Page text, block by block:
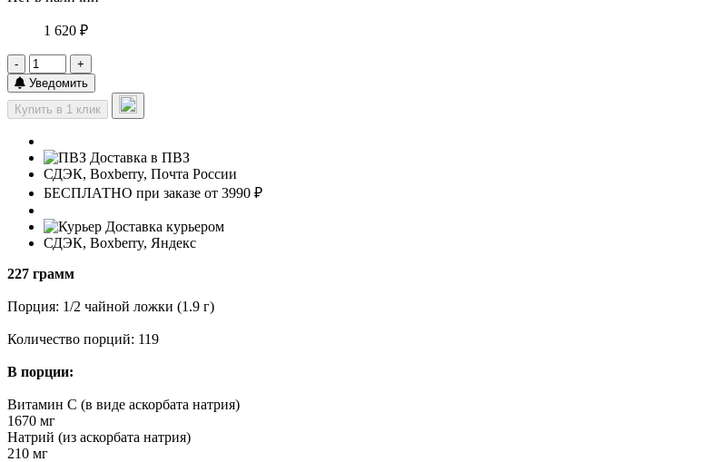
1 620 ₽
-
+
Уведомить
Купить в 1 клик
Доставка в ПВЗ
СДЭК, Boxberry, Почта России
БЕСПЛАТНО при заказе от 3990 ₽
Доставка курьером
СДЭК, Boxberry, Яндекс
227 грамм
Порция: 1/2 чайной ложки (1.9 г)
Количество порций: 119
В порции:
Витамин С (в виде аскорбата натрия)
1670 мг
Натрий (из аскорбата натрия)
210 мг